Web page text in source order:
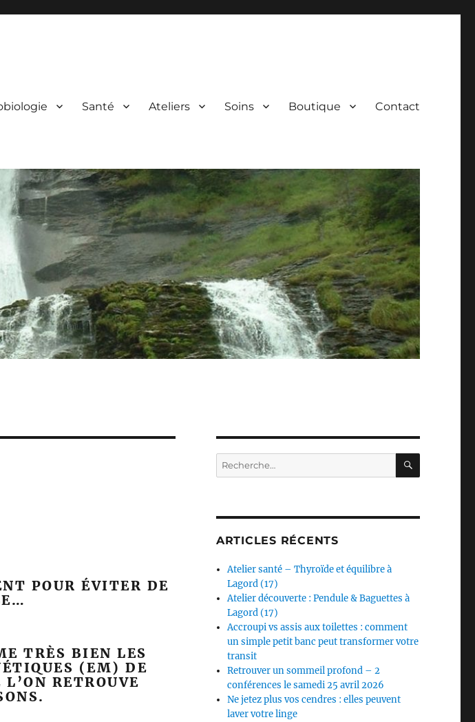
Santé Ateliers Soins Boutique Contact
POUR ÉVITER DE
TRÈS BIEN LES
(EM) DE
RETROUVE
Recherche
pour :
ARTICLES RÉCENTS
Atelier santé – Thyroïde et équilibre à
Lagord (17)
Atelier découverte : Pendule & Baguettes à
Lagord (17)
Accroupi vs assis aux toilettes : comment
un simple petit banc peut transformer votre
transit
Retrouver un sommeil profond – 2
conférences le samedi 25 avril 2026
Ne jetez plus vos cendres : elles peuvent
laver votre linge